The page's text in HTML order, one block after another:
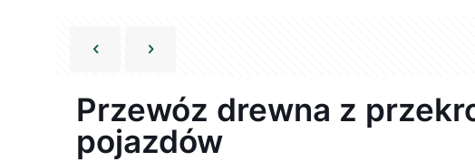
Przewóz drewna z
pojazdów